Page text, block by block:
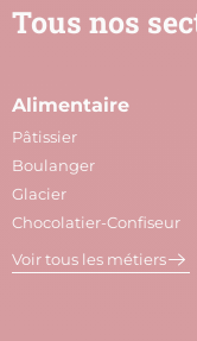
Tous nos
Alimentaire
Pâtissier
Boulanger
Glacier
Chocolatier-Confiseur
Voir tous les métiers